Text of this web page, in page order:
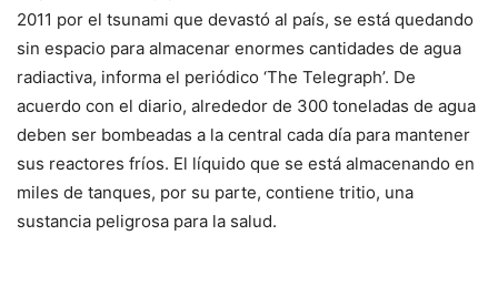
2011 por el tsunami que devastó al país, se está quedando
sin espacio para almacenar enormes cantidades de agua
radiactiva, informa el periódico ‘The Telegraph’. De
acuerdo con el diario, alrededor de 300 toneladas de agua
deben ser bombeadas a la central cada día para mantener
sus reactores fríos. El líquido que se está almacenando en
miles de tanques, por su parte, contiene tritio, una
sustancia peligrosa para la salud.